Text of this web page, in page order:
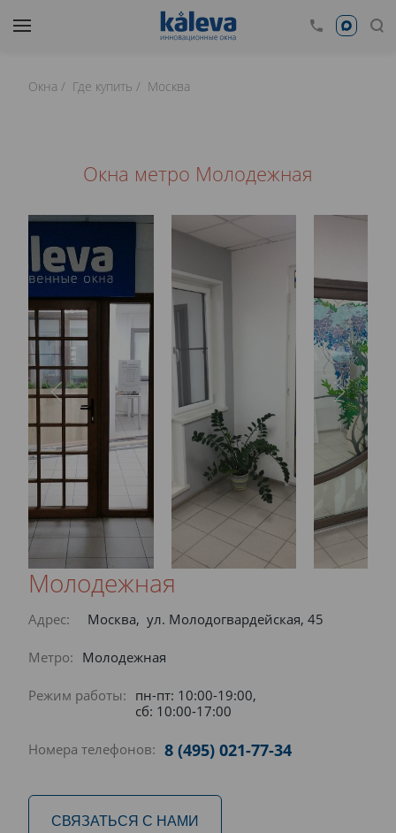
Окна Где купить Москва
Окна метро Молодежная
Молодежная
Адрес: Москва, ул. Молодогвардейская, 45
Метро: Молодежная
Режим работы: пн-пт: 10:00-19:00,
сб: 10:00-17:00
Номера телефонов: 8 (495) 021-77-34
СВЯЗАТЬСЯ С НАМИ